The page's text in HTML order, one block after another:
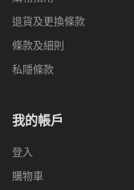
退貨及更換條款
條款及細則
私隱條款
我的帳戶
登入
購物車